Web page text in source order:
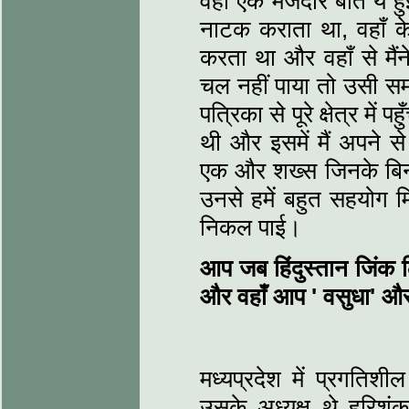
नाटक कराता था, वहाँ
करता था और वहाँ से
चल नहीं पाया तो उसी
पत्रिका से पूरे क्षेत्र में
थी और इसमें मैं अपने से
एक और शख्स जिनके
उनसे हमें बहुत सहयोग
निकल पाई।
आप जब हिंदुस्तान जिंक
और वहाँ आप 'वसुधा'
मध्यप्रदेश में